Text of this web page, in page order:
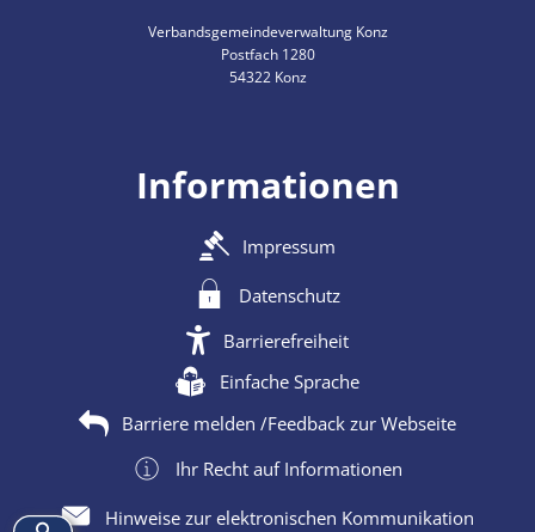
Verbandsgemeindeverwaltung Konz
Postfach 1280
54322 Konz
Informationen
Impressum
Datenschutz
Barrierefreiheit
Einfache Sprache
Barriere melden /Feedback zur Webseite
Ihr Recht auf Informationen
Hinweise zur elektronischen Kommunikation